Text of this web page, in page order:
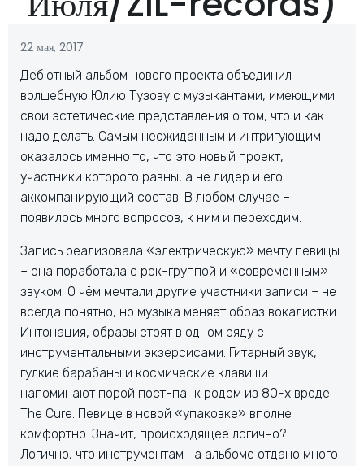
22 мая, 2017
Дебютный альбом нового проекта объединил
волшебную Юлию Тузову с музыкантами, имеющими
свои эстетические представления о том, что и как
надо делать. Самым неожиданным и интригующим
оказалось именно то, что это новый проект,
участники которого равны, а не лидер и его
аккомпанирующий состав. В любом случае –
появилось много вопросов, к ним и переходим.
Запись реализовала «электрическую» мечту певицы
– она поработала с рок-группой и «современным»
звуком. О чём мечтали другие участники записи – не
всегда понятно, но музыка меняет образ вокалистки.
Интонация, образы стоят в одном ряду с
инструментальными экзерсисами. Гитарный звук,
гулкие барабаны и космические клавиши
напоминают порой пост-панк родом из 80-х вроде
The Сure. Певице в новой «упаковке» вполне
комфортно. Значит, происходящее логично?
Логично, что инструментам на альбоме отдано много